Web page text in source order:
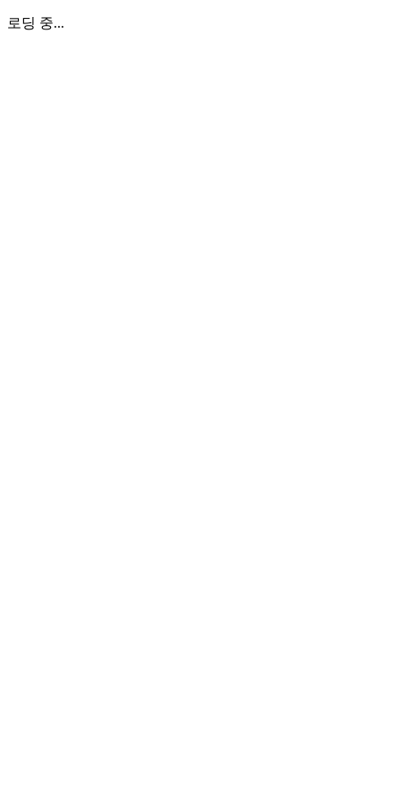
로딩 중...